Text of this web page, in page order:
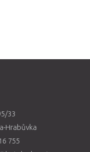
33
Hrabůvka
755